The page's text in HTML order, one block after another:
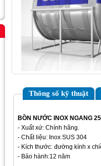
Thông số kỹ thuật
BỒN NƯỚC INOX NGANG
- Xuất xứ: Chính hãng.
- Chất liệu: Inox SUS 304
- Kích thước: đường kính x
- Bảo hành:12 năm